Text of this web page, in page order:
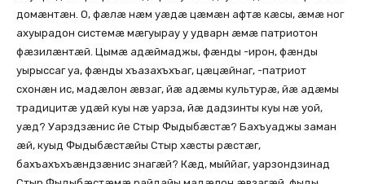
домæнтæн. О, фæлæ нæм уæдæ цæмæн афтæ кæсы, æмæ ног
ахуырадон системæ мæгуырау у удварн æмæ патриотон
фæзилæнтæй. Цымæ адæймаджы, фæнды -ирон, фæнды
уырыссаг уа, фæнды хъазахъхъаг, цæцæйнаг, -патриот
схонæн ис, мадæлон æвзаг, йæ адæмы культурæ, йæ адæмы
традицитæ удæй куы нæ уарза, йæ дадзинты куы нæ уой,
уæд? Уарздзæнис йе Стыр Фыдыбæстæ? Бахъуаджы заман
æй, куыд Фыдыбæстæйы Стыр хæсты рæстæг,
бахъахъхъæндзæнис знагæй? Кæд, мыййаг, уарзондзинад